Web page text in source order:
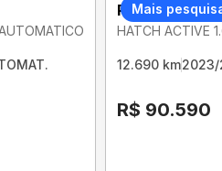
Mais
PEUGEOT 208
HATCH ACTIVE
12.690 km
R$ 90.590